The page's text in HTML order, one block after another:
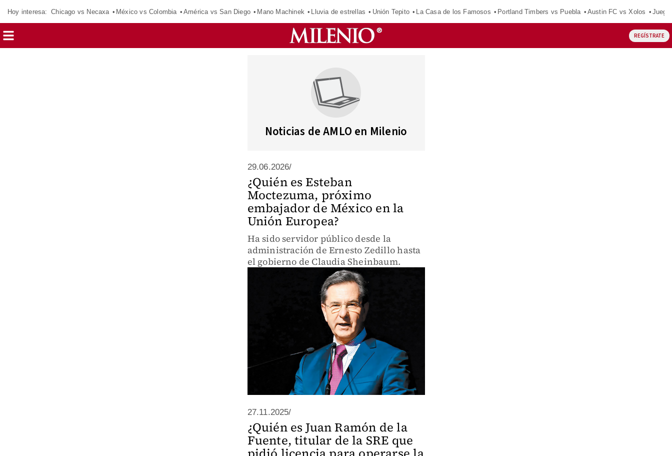
Hoy interesa: Chicago vs Necaxa México vs Colombia América vs San Diego Mano Machinek Lluvia de estrellas Unión Tepito La Casa de los Famosos Portland Timbers vs Puebla Austin FC vs Xolos
REGÍSTRATE
Noticias de AMLO en Milenio
29.06.2026/
¿Quién es Esteban
Moctezuma, próximo
embajador de México en la
Unión Europea?
Ha sido servidor público desde la
administración de Ernesto Zedillo hasta
el gobierno de Claudia Sheinbaum.
27.11.2025/
¿Quién es Juan Ramón de la
Fuente, titular de la SRE que